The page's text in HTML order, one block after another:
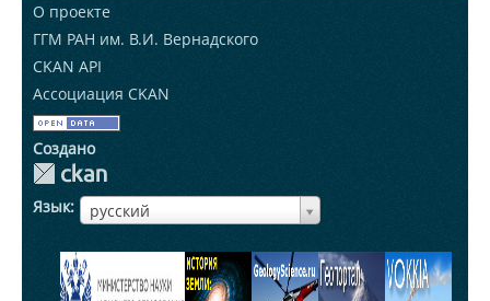
О проекте
ГГМ РАН им. В.И. Вернадского
CKAN API
Ассоциация CKAN
Создано
Язык русский
ЯзыкЯзык